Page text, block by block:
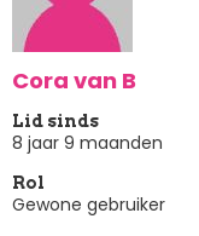
Cora van B
Lid sinds
8 jaar 9 maanden
Rol
Gewone gebruiker